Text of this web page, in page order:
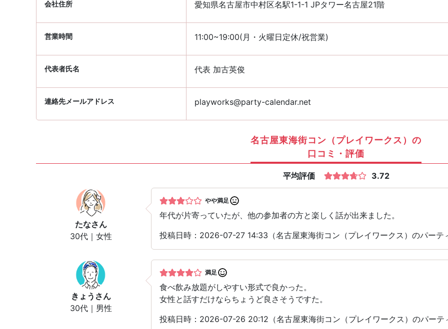
会社住所 愛知県名古屋市中村区名駅1-1-1 JPタワー名古屋21階
営業時間 11:00~19:00(月・火曜日定休/祝営業)
代表者氏名 代表 加古英俊
連絡先メールアドレス playworks@party-calendar.net
名古屋東海街コン（プレイワークス）の
口コミ・評価
平均評価 3.72
たなさん
30代｜女性
やや満足
年代が片寄っていたが、他の参加者の方と楽しく話が出来ました。
投稿日時：2026-07-27 14:33（名古屋東海街コン（プレイワークス）のパーテ
きょう さん
30代｜男性
満足
食べ飲み放題がしやすい形式で良かった。
女性と話すだけならちょうど良さそうですた。
投稿日時：2026-07-26 20:12（名古屋東海街コン（プレイワークス）のパーテ